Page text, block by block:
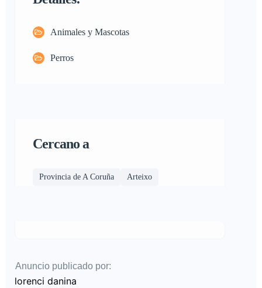
Animales y Mascotas
Perros
Cercano a
Provincia de A Coruña Arteixo
Anuncio publicado por:
lorenci danina